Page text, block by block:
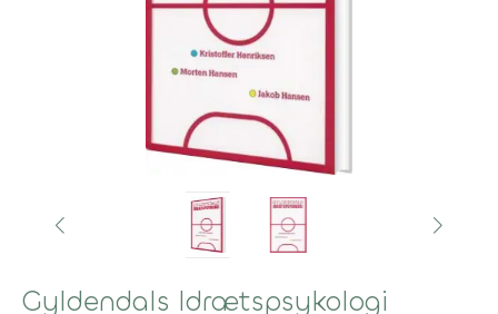
Gyldendals Idrætspsykologi